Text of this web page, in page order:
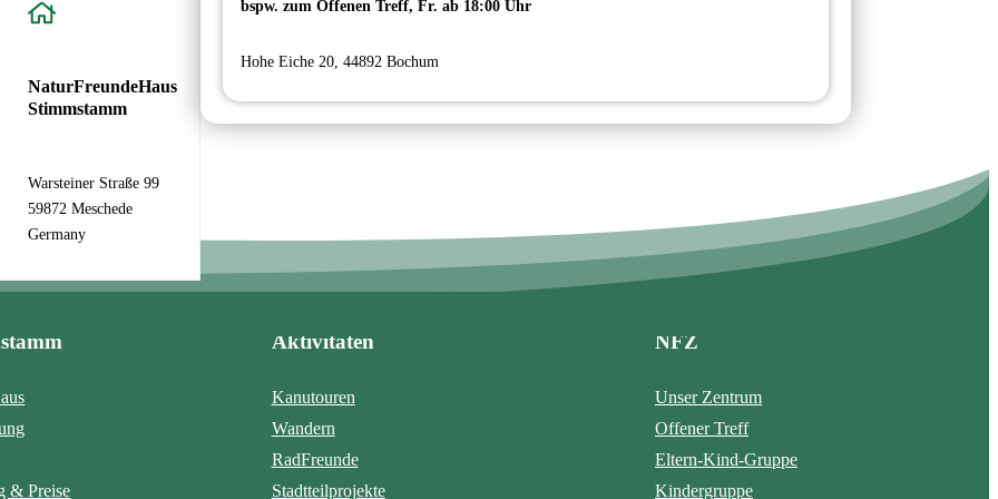
NaturFreundeHaus
Stimmstamm
Warsteiner Straße 99
59872 Meschede
Germany
bspw. zum Offenen Treff, Fr. ab 18:00 Uhr
Hohe Eiche 20, 44892 Bochum
& Preise
Aktivitäten
Kanutouren
Wandern
RadFreunde
Stadtteilprojekte
NFZ
Unser Zentrum
Offener Treff
Eltern-Kind-Gruppe
Kindergruppe